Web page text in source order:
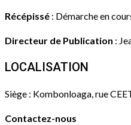
Récépissé : Démarche en
Directeur de Publication :
LOCALISATION
Siège : Kombonloaga, rue
Contactez-nous